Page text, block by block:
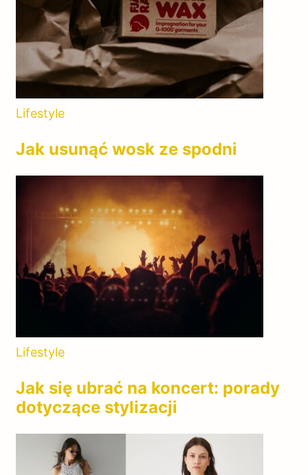
Lifestyle
Jak usunąć wosk ze spodni
Lifestyle
Jak się ubrać na koncert: porady
dotyczące stylizacji